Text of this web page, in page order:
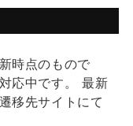
時点のもので
応中です。 最新
移先サイトにて